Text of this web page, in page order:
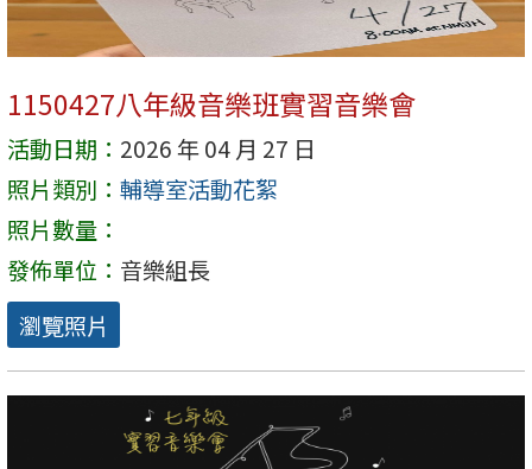
1150427八年級音樂班實習音樂會
活動日期： 2026 年 04 月 27 日
照片類別： 輔導室活動花絮
照片數量：
發佈單位： 音樂組長
瀏覽照片